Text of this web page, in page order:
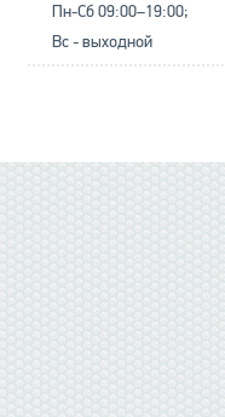
Пн-Сб 09:00–19:00;
Вс - выходной